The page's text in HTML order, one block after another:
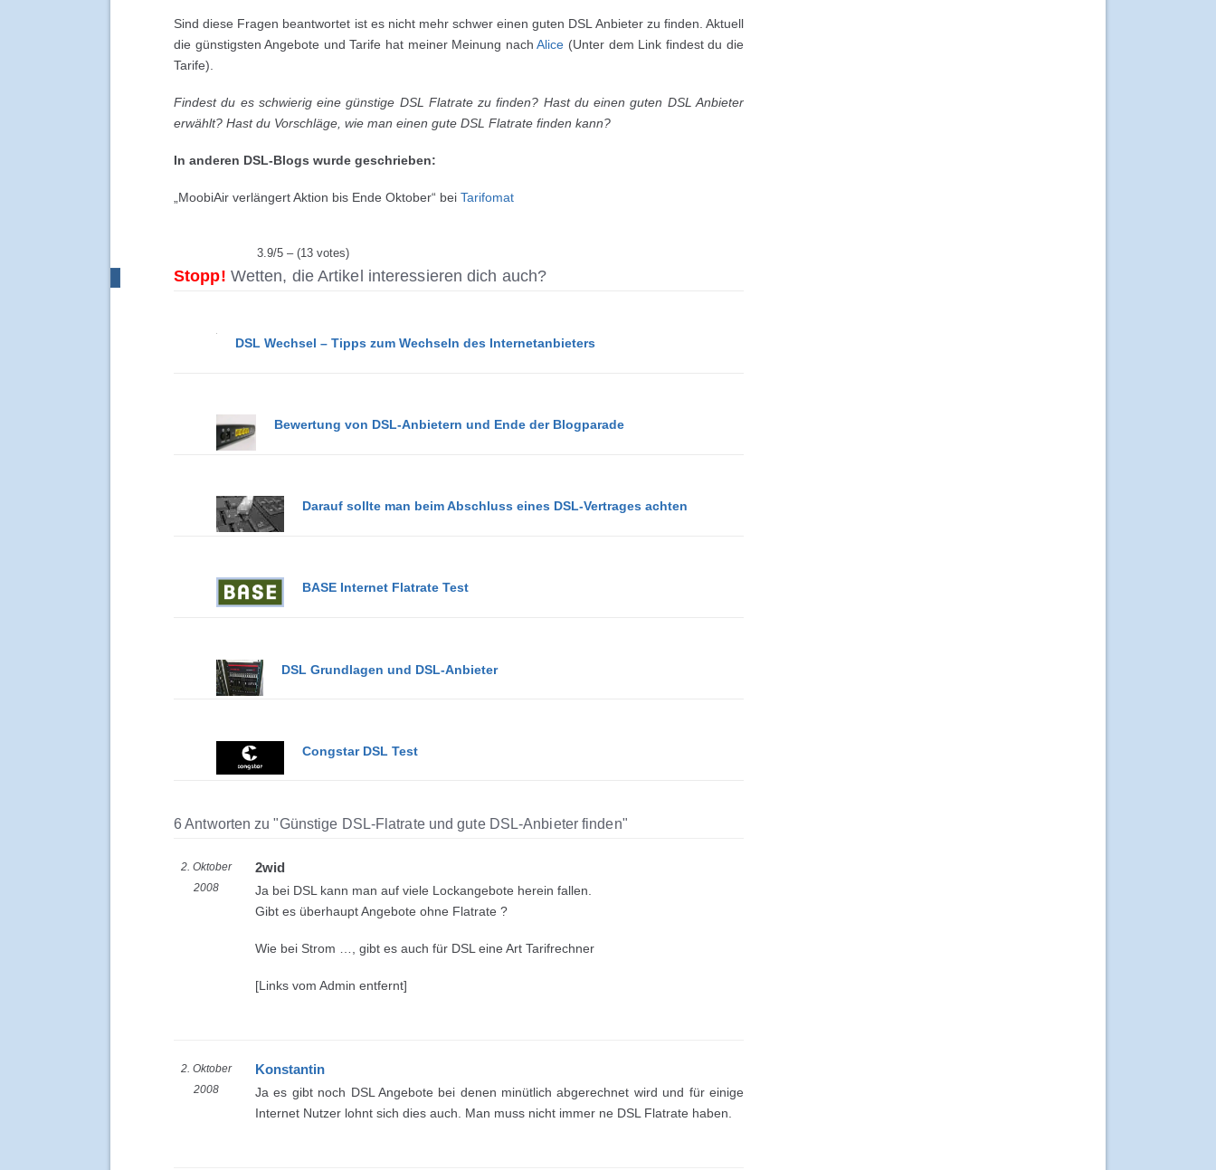
Sind diese Fragen beantwortet ist es nicht mehr schwer einen guten DSL Anbieter zu finden. Aktuell
die günstigsten Angebote und Tarife hat meiner Meinung nachAlice (Unter dem Link findest du die
Tarife).
Findest du es schwierig eine günstige DSL Flatrate zu finden? Hast du einen guten DSL Anbieter
erwählt? Hast du Vorschläge, wie man einen gute DSL Flatrate finden kann?
In anderen DSL-Blogs wurde geschrieben:
„MoobiAir verlängert Aktion bis Ende Oktober“ bei Tarifomat
3.9/5 – (13 votes)
Stopp! Wetten, die Artikel interessieren dich auch?
DSL Wechsel – Tipps zum Wechseln des Internetanbieters
Bewertung von DSL-Anbietern und Ende der Blogparade
Darauf sollte man beim Abschluss eines DSL-Vertrages achten
BASE Internet Flatrate Test
DSL Grundlagen und DSL-Anbieter
Congstar DSL Test
6 Antworten zu "Günstige DSL-Flatrate und gute DSL-Anbieter finden"
2. Oktober
2008
2wid
Ja bei DSL kann man auf viele Lockangebote herein fallen.
Gibt es überhaupt Angebote ohne Flatrate ?
Wie bei Strom …, gibt es auch für DSL eine Art Tarifrechner
[Links vom Admin entfernt]
2. Oktober
2008
Konstantin
Ja es gibt noch DSL Angebote bei denen minütlich abgerechnet wird und für einige
Internet Nutzer lohnt sich dies auch. Man muss nicht immer ne DSL Flatrate haben.